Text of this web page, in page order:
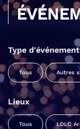
Type d'événement
Tous Autres
Lieux
Tous LDLC